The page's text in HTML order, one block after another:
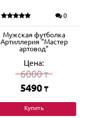
0
Мужская футболка
Артиллерия "Мастер
артовод"
Цена:
6000₸
5490 ₸
Купить